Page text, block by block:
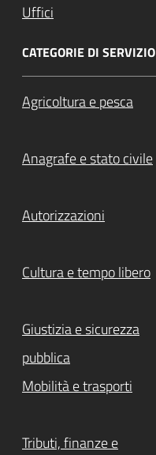
Uffici
CATEGORIE DI SERVIZIO
Agricoltura e pesca
Anagrafe e stato civile
Autorizzazioni
Cultura e tempo libero
Giustizia e sicurezza
pubblica
Mobilità e trasporti
Tributi, finanze e